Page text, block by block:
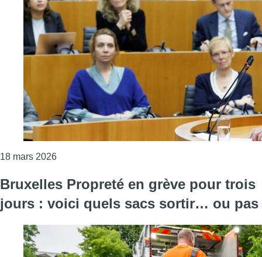
18 mars 2026Consulter l'article "Boris Dilliès : “L’urgence a
Bruxelles Propreté en grève pour trois
jours : voici quels sacs sortir… ou pas